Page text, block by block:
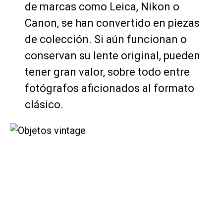
de marcas como Leica, Nikon o
Canon, se han convertido en piezas
de colección. Si aún funcionan o
conservan su lente original, pueden
tener gran valor, sobre todo entre
fotógrafos aficionados al formato
clásico.